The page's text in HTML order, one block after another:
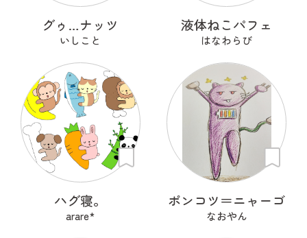
グゥ…ナッツ
いしこと
液体ねこパフェ
はなわらび
ハグ寝。
arare*
ポンコツ＝ニャーゴ
なおやん